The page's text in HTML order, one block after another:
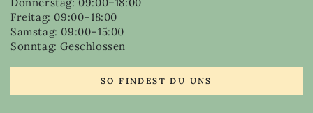
Freitag: 09:00–18:00
Samstag: 09:00–15:00
Sonntag: Geschlossen
SO FINDEST DU UNS